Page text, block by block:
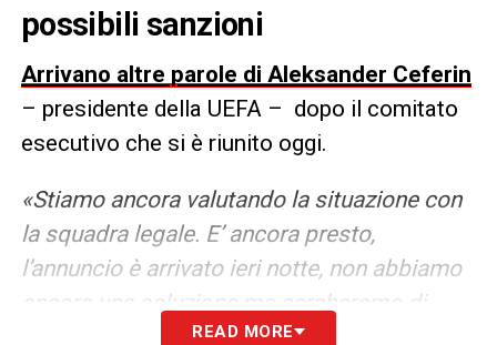
possibili sanzioni
Arrivano altre parole di Aleksander Ceferin
– presidente della UEFA – dopo il comitato
esecutivo che si è riunito oggi.
«Stiamo ancora valutando la situazione con
la squadra legale. E’ ancora presto,
l’annuncio è arrivato ieri notte, non abbiamo
ancora una soluzione ma cercheremo di
applicare tutte le sanzioni che potremo. I
READ MORE